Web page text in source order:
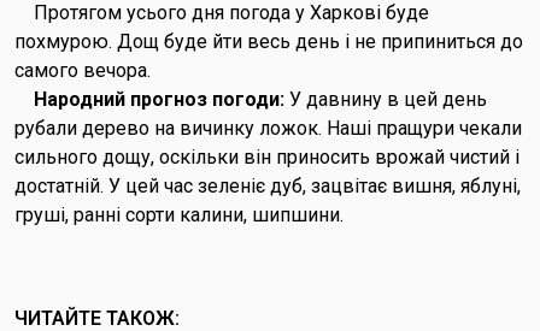
Протягом усього дня погода у Харкові буде
похмурою. Дощ буде йти весь день і не припиниться до
самого вечора.
Народний прогноз погоди: У давнину в цей день
рубали дерево на вичинку ложок. Наші пращури чекали
сильного дощу, оскільки він приносить врожай чистий і
достатній. У цей час зеленіє дуб, зацвітає вишня, яблуні,
груші, ранні сорти калини, шипшини.
ЧИТАЙТЕ ТАКОЖ: